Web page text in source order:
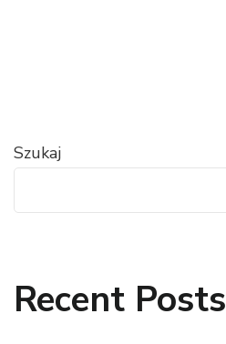
Szukaj
Recent Posts